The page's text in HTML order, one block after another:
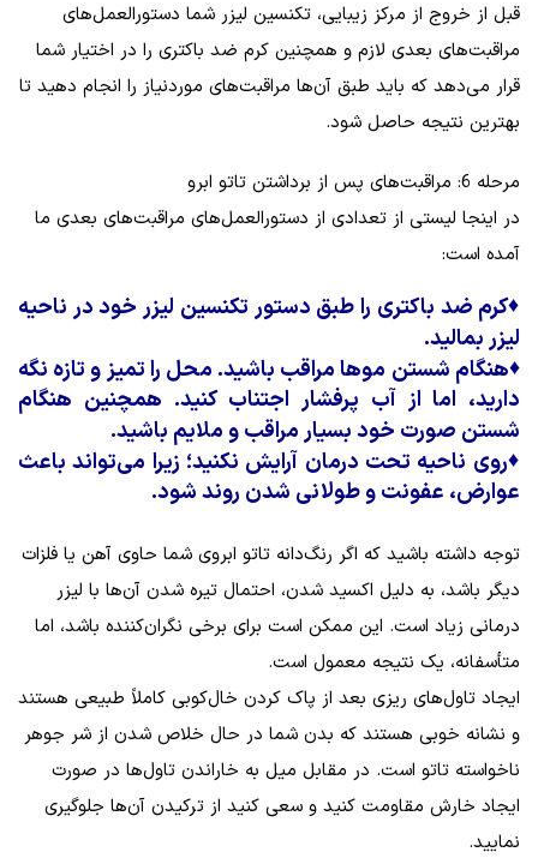
قبل از خروج از مرکز زیبایی، تکنسین لیزر شما دستورالعمل‌های
مراقبت‌های بعدی لازم و همچنین کرم ضد باکتری را در اختیار شما
قرار می‌دهد که باید طبق آن‌ها مراقبت‌های موردنیاز را انجام دهید تا
بهترین نتیجه حاصل شود.
مرحله 6: مراقبت‌های پس از برداشتن تاتو ابرو
در اینجا لیستی از تعدادی از دستورالعمل‌های مراقبت‌های بعدی ما
آمده است:
♦کرم ضد باکتری را طبق دستور تکنسین لیزر خود در ناحیه
لیزر بمالید.
♦هنگام شستن موها مراقب باشید. محل را تمیز و تازه نگه
دارید، اما از آب پرفشار اجتناب کنید. همچنین هنگام
شستن صورت خود بسیار مراقب و ملایم باشید.
♦روی ناحیه تحت درمان آرایش نکنید؛ زیرا می‌تواند باعث
عوارض، عفونت و طولانی شدن روند شود.
توجه داشته باشید که اگر رنگ‌دانه تاتو ابروی شما حاوی آهن یا فلزات
دیگر باشد، به دلیل اکسید شدن، احتمال تیره شدن آن‌ها با لیزر
درمانی زیاد است. این ممکن است برای برخی نگران‌کننده باشد، اما
متأسفانه، یک نتیجه معمول است.
ایجاد تاول‌های ریزی بعد از پاک کردن خال‌کوبی کاملاً طبیعی هستند
و نشانه خوبی هستند که بدن شما در حال خلاص شدن از شر جوهر
ناخواسته تاتو است. در مقابل میل به خاراندن تاول‌ها در صورت
ایجاد خارش مقاومت کنید و سعی کنید از ترکیدن آن‌ها جلوگیری
نمایید.